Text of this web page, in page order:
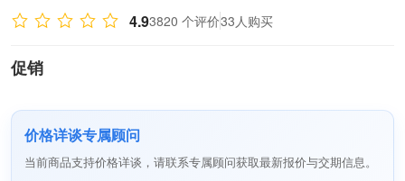
4.93820 个评价33人购买
促销
价格详谈专属顾问
当前商品支持价格详谈，请联系专属顾问获取最新报价与交期信息。